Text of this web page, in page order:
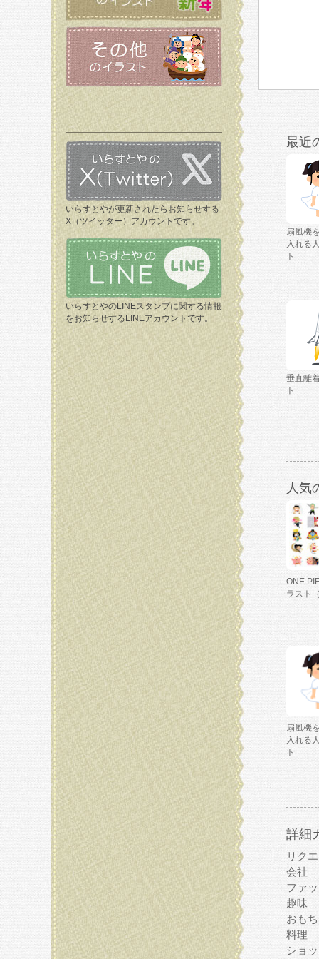
いらすとやが更新されたらお知らせする
X（ツイッター）アカウントです。
いらすとやのLINEスタンプに関する情報
をお知らせするLINEアカウントです。
最近
扇風機
入れる
ト
垂直離
ト
人気
ONE
ラスト
扇風機
入れる
ト
詳細
リク
会社
ファ
趣味
おも
料理
ショ